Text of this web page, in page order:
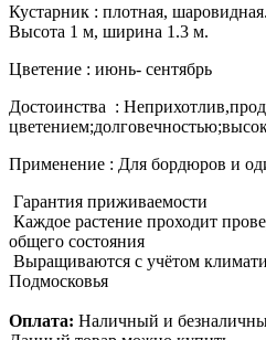
Кустарник : плотная, шаровидная.
Высота 1 м, ширина 1.3 м.
Цветение : июнь- сентябрь
Достоинства :
Применение : Для бордюров и
Гарантия приживаемости
Каждое растение проходит
общего состояния
Выращиваются с учётом
Подмосковья
Оплата: Наличный и